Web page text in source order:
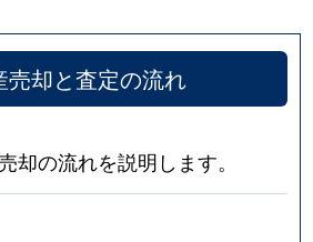
売却と査定の流れ
却の流れを説明します。